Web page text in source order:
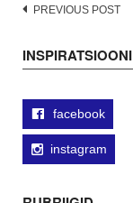
Post
PREVIOUS POST
INSPIRATSIOONI
facebook
instagram